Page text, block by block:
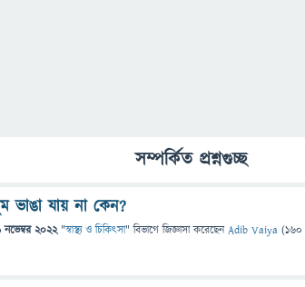
সম্পর্কিত প্রশ্নগুচ্ছ
ভাঙা যায় না কেন?
নভেম্বর 2022 "স্বাস্থ্য ও চিকিৎসা" বিভাগে জিজ্ঞাসাকরেছেনAdib Vaiya (160